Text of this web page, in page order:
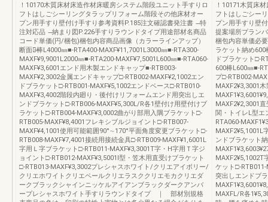
！10170木質床材床造作材床暖房システム階段ユニット手すりロ
フトはしごシーリングタラップリフォーム階段その他床材オー
プン用手すり壁付け手すり参考資料P.185注文確認書発注書 ̶特
注対応品 ̶納まり図P.226手すりラウンドタイプ用途部材名商品
コード単価(円/梱包)梱包内容商品画像（カラーラインアップ）
断面図̶棒L4000㎜■-RTA400-MAXF¥11,7001L3000㎜■-RTA300-
MAXF¥9,9001L2000㎜■-RTA200-MAXF¥7,5001L600㎜■-RTA060-
MAXF¥3,6001エンド用木製エンドキャップ■-RTB003-
MAXF¥2,3002金属エンドキャップ□-RTB002-MAXF¥2,1002エン
ドブラケット□-RTB001-MAXF¥5,1002エンドベース□-RTB010-
MAXF¥3,4002階段内廻り・後付けリフォームエンド用突出しエ
ンドブラケット□-RTB006-MAXF¥5,300L/R各1壁付け用壁付けブ
ラケット□-RTB004-MAXF¥3,0002曲がり部用入隅ブラケット□-
RTB005-MAXF¥8,4001フレキシブルジョイント□-RTB007-
MAXF¥4,1001使用可能範囲90°∼170°平面角度変更ブラケット□-
RTB008-MAXF¥7,4001接続用接続金具□-RTB009-MAXF¥1,6001L
字用Ｌ字ブラケット□-RTB011-MAXF¥3,3001T字・H字用Ｔ字ジ
ョイント□-RTB012-MAXF¥3,5001Ⅰ型・笠木用直受けブラケット
□-RTB013-MAXF¥3,3002プレシャスホワイト/クリエアイボリー/
クリエホワイトクリエペールクリエラスククリエモカクリエダ
ークブラックシャインニッケルアイアンブラックダークアンバ
ープレシャスホワイト手すりラウンドタイプ ｜ 部材別規格
！10171木質床
フトはしごシー
プン用手すり壁
提案場所プラン
梱包内容単価必
ラケット納め600
ドブラケット□-
600棒L600㎜■-
プ□-RTB002-
MAXF2¥3,3001
MAXF2¥2,3001
関・トイレL型エ
RTA060-
MAXF2¥5,1001L
ンドブラケット
MAXF2¥5,1002T
ケット□-
突出しエンドブ
MAXFL/R各